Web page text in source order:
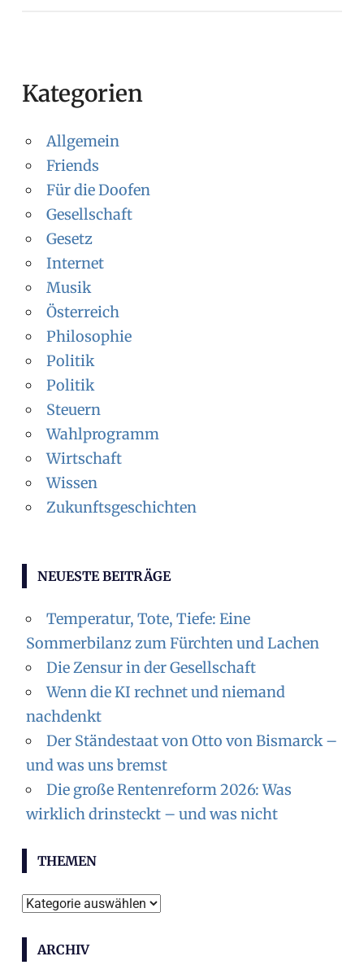
Kategorien
Allgemein
Friends
Für die Doofen
Gesellschaft
Gesetz
Internet
Musik
Österreich
Philosophie
Politik
Politik
Steuern
Wahlprogramm
Wirtschaft
Wissen
Zukunftsgeschichten
NEUESTE BEITRÄGE
Temperatur, Tote, Tiefe: Eine
Sommerbilanz zum Fürchten und Lachen
Die Zensur in der Gesellschaft
Wenn die KI rechnet und niemand
nachdenkt
Der Ständestaat von Otto von Bismarck –
und was uns bremst
Die große Rentenreform 2026: Was
wirklich drinsteckt – und was nicht
THEMEN
Themen
ARCHIV